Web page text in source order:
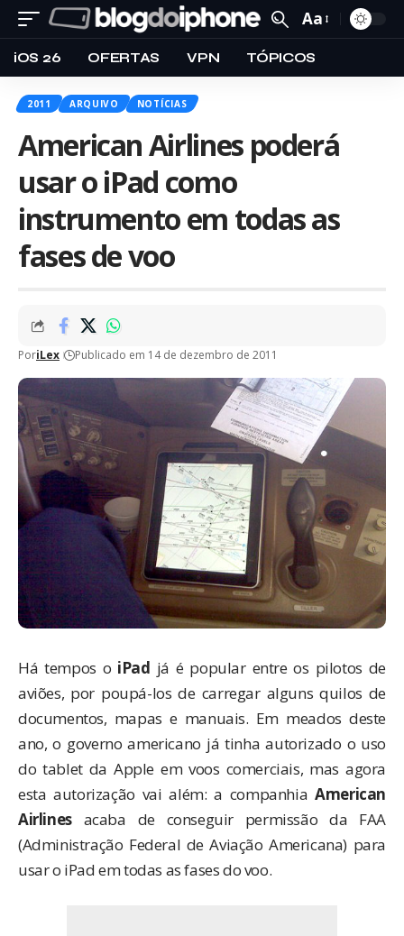
Aa
iOS 26 OFERTAS VPN TÓPICOS
2011 ARQUIVO NOTÍCIAS
American Airlines poderá
usar o iPad como
instrumento em todas as
fases de voo
PoriLex Publicado em 14 de dezembro de 2011
Há tempos o iPad já é popular entre os pilotos de
aviões, por poupá-los de carregar alguns quilos de
documentos, mapas e manuais. Em meados deste
ano, o governo americano já tinha autorizado o uso
do tablet da Apple em voos comerciais, mas agora
esta autorização vai além: a companhiaAmerican
Airlinesacaba de conseguir permissão da FAA
(Administração Federal de Aviação Americana) para
usar o iPad em todas as fases do voo.